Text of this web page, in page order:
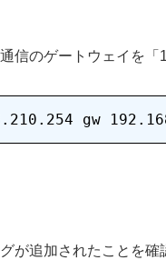
信のゲートウェイを「
が追加されたことを確